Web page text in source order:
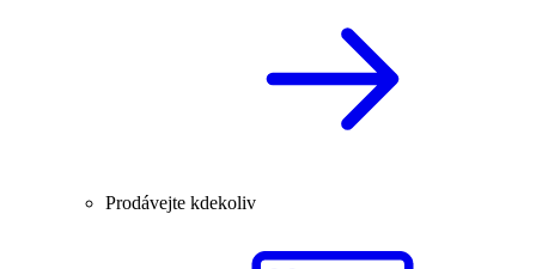
Prodávejte kdekoliv